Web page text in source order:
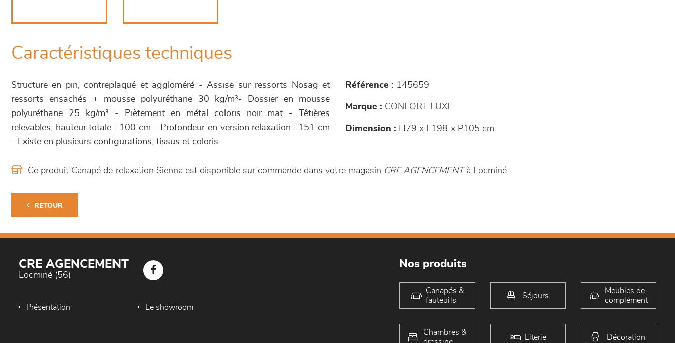
Caractéristiques techniques
Structure en pin, contreplaqué et aggloméré - Assise sur ressorts Nosag et
ressorts ensachés + mousse polyuréthane 30 kg/m³- Dossier en mousse
polyuréthane 25 kg/m³ - Piètement en métal coloris noir mat - Têtières
relevables, hauteur totale : 100 cm - Profondeur en version relaxation : 151 cm
- Existe en plusieurs configurations, tissus et coloris.
Référence : 145659
Marque : CONFORT LUXE
Dimension : H79 x L198 x P105 cm
Ce produit Canapé de relaxation Sienna est disponible sur commande dans votre magasin CRE AGENCEMENTà Locminé
RETOUR
CRE AGENCEMENT
Locminé (56)
Présentation Le showroom
Nos produits
Canapés &
fauteuils
Séjours
Meubles de
complément
Chambres &
Literie Décoration